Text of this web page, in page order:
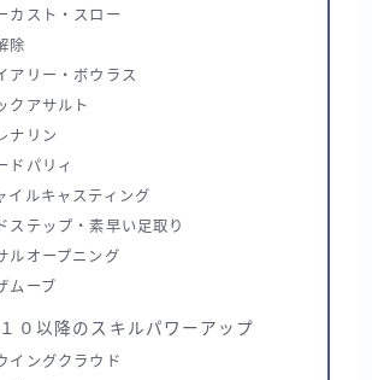
カスト・スロー
除
アリー・ボウラス
クアサルト
ナリン
ドパリィ
イルキャスティング
ステップ・素早い足取り
ルオープニング
ムーブ
０以降のスキルパワーアップ
イングクラウド